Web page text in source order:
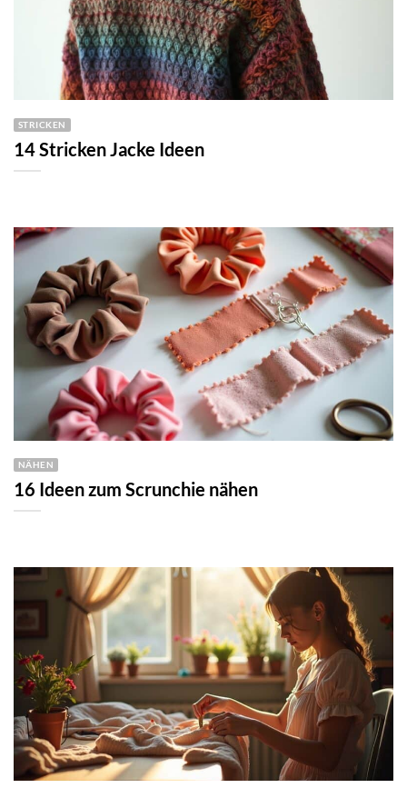
STRICKEN
14 Stricken Jacke Ideen
NÄHEN
16 Ideen zum Scrunchie nähen